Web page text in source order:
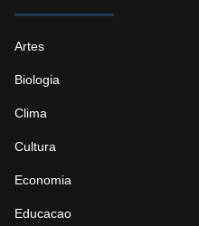
Artes
Biologia
Clima
Cultura
Economia
Educacao